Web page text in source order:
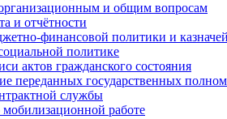
и общим вопросам
и отчётности
финансовой политики и
политике
актов гражданского состояния
переданных государственных
службы
работе